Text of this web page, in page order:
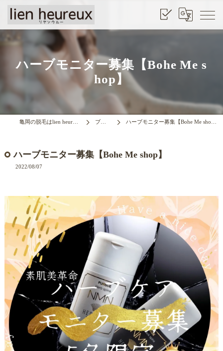
ハーブモニター募集【Bohe Me s
hop】
亀岡の脱毛はlien heurrux ブログ ハーブモニター募集【Bohe Me shop】
ハーブモニター募集【Bohe Me shop】
2022/08/07